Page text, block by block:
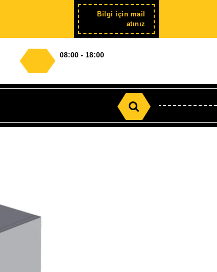
Bilgi için mail
atınız Şimdi
kayıt
08:00 - 18:00
Search
for: